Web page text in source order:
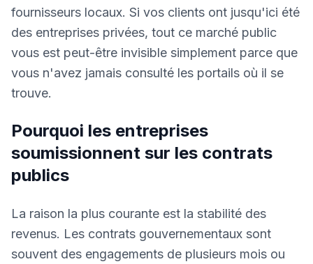
fournisseurs locaux. Si vos clients ont jusqu'ici été
des entreprises privées, tout ce marché public
vous est peut-être invisible simplement parce que
vous n'avez jamais consulté les portails où il se
trouve.
Pourquoi les entreprises
soumissionnent sur les contrats
publics
La raison la plus courante est la stabilité des
revenus. Les contrats gouvernementaux sont
souvent des engagements de plusieurs mois ou